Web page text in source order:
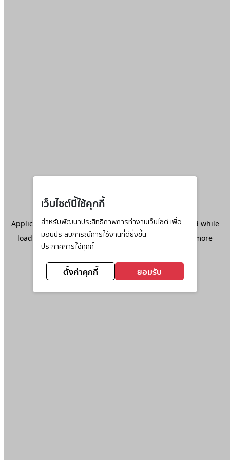
เว็บไซต์นี้ใช้คุกกี้
สำหรับพัฒนาประสิทธิภาพการทำงานเว็บไซต์ เพื่อ
มอบประสบการณ์การใช้งานที่ดียิ่งขึ้น
ประกาศการใช้คุกกี้
ตั้งค่าคุกกี้ ยอมรับ
Application error: aclient-side exception has occurred while
loadingwww.ktc.co.th(see the browser console
for more
information).